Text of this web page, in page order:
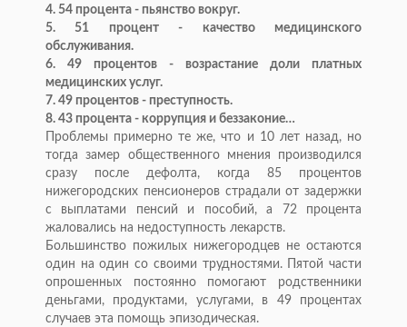
4. 54 процента - пьянство вокруг.
5. 51 процент - качество медицинского
обслуживания.
6. 49 процентов - возрастание доли платных
медицинских услуг.
7. 49 процентов - преступность.
8. 43 процента - коррупция и беззаконие…
Проблемы примерно те же, что и 10 лет назад, но
тогда замер общественного мнения производился
сразу после дефолта, когда 85 процентов
нижегородских пенсионеров страдали от задержки
с выплатами пенсий и пособий, а 72 процента
жаловались на недоступность лекарств.
Большинство пожилых нижегородцев не остаются
один на один со своими трудностями. Пятой части
опрошенных постоянно помогают родственники
деньгами, продуктами, услугами, в 49 процентах
случаев эта помощь эпизодическая.